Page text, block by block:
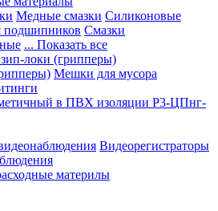
Медные смазки Силиконовые
подшипников Смазки
... Показать все
локи (грипперы)
Мешки для мусора
в ПВХ изоляции Р3-ЦПнг-
Видеорегистраторы
материлы